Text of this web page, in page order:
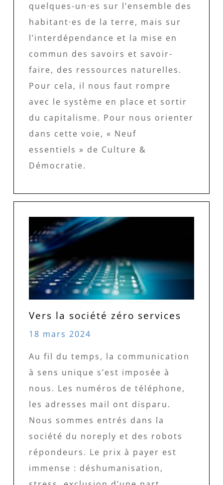
quelques-un·es sur l’ensemble des
habitant·es de la terre, mais sur
l’interdépendance et la mise en
commun des savoirs et savoir-
faire, des ressources naturelles.
Pour cela, il nous faut rompre
avec le système en place et sortir
du capitalisme. Pour nous orienter
dans cette voie, « Neuf
essentiels » de Culture &
Démocratie.
Vers la société zéro services
18 mars 2024
Au fil du temps, la communication
à sens unique s’est imposée à
nous. Les numéros de téléphone,
les adresses mail ont disparu.
Nous sommes entrés dans la
société du noreply et des robots
répondeurs. Le prix à payer est
immense : déshumanisation,